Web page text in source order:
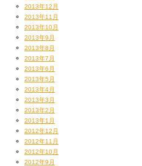
2013年12月
2013年11月
2013年10月
2013年9月
2013年8月
2013年7月
2013年6月
2013年5月
2013年4月
2013年3月
2013年2月
2013年1月
2012年12月
2012年11月
2012年10月
2012年9月